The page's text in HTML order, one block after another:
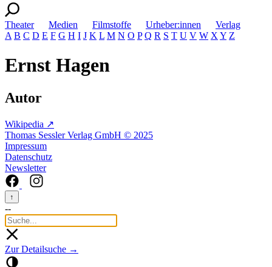
Theater Medien Filmstoffe Urheber:innen
Verlag
A B C D E F G H I J K L M N O P Q R S T U V W X Y Z
Ernst Hagen
Autor
Wikipedia ↗
Thomas Sessler Verlag GmbH © 2025
Impressum
Datenschutz
Newsletter
↑
--
Zur Detailsuche →